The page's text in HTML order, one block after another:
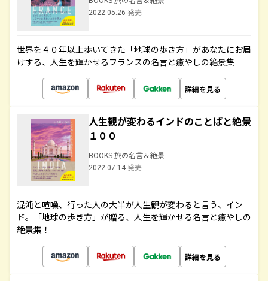
2022.05.26 発売
世界を４０年以上歩いてきた「地球の歩き方」があなたにお届
けする、人生を輝かせるフランスの名言と癒やしの絶景集
詳細を見る
人生観が変わるインドのことばと絶景
１００
BOOKS 旅の名言＆絶景
2022.07.14 発売
混沌と喧噪、行った人の大半が人生観が変わると言う、イン
ド。「地球の歩き方」が贈る、人生を輝かせる名言と癒やしの
絶景集！
詳細を見る